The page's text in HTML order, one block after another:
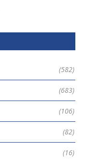
(582)
(683)
(106)
(82)
(16)